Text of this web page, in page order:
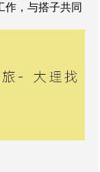
作，与搭子共同